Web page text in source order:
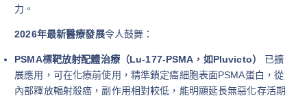
力。
2026年最新醫療發展令人鼓舞：
PSMA標靶放射配體治療（Lu-177-PSMA，如Pluvicto）
已擴
展應用，可在化療前使用，精準鎖定癌細胞表面PSMA蛋白，從
內部釋放輻射殺癌，副作用相對較低，能明顯延長無惡化存活期